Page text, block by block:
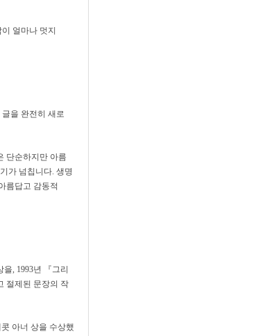
얼마나 멋지
을 완전히 새로
단순하지만 아름
가 넘칩니다. 생명
름답고 감동적
을, 1993년 『그리
절제된 문장의 작
아너 상을 수상했